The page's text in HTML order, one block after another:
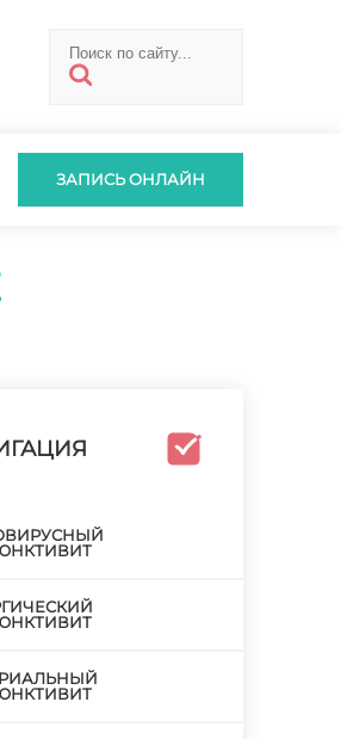
ЗАПИСЬ ОНЛАЙН